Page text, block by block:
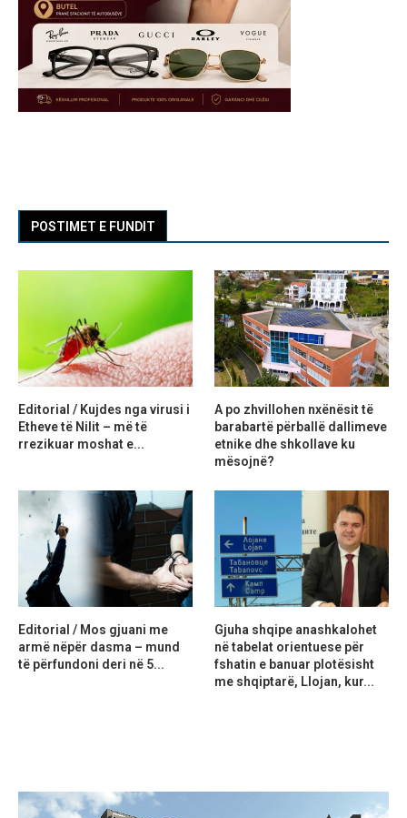
POSTIMET E FUNDIT
Editorial / Kujdes nga virusi i
Etheve të Nilit – më të
rrezikuar moshat e...
A po zhvillohen nxënësit të
barabartë përballë dallimeve
etnike dhe shkollave ku
mësojnë?
Editorial / Mos gjuani me
armë nëpër dasma – mund
të përfundoni deri në 5...
Gjuha shqipe anashkalohet
në tabelat orientuese për
fshatin e banuar plotësisht
me shqiptarë, Llojan, kur...